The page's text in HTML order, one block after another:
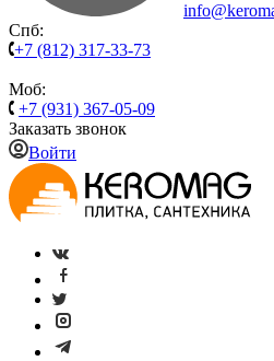
Спб:
+7 (812) 317-33-73
Моб:
+7 (931) 367-05-09
Заказать звонок
Войти